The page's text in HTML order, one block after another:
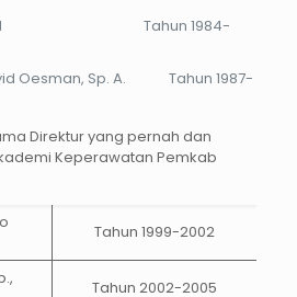
SH Tahun 1984-
Oesman, Sp. A. Tahun 1987-
Direktur yang pernah dan
Keperawatan Pemkab
Tahun 1999-2002
Tahun 2002-2005